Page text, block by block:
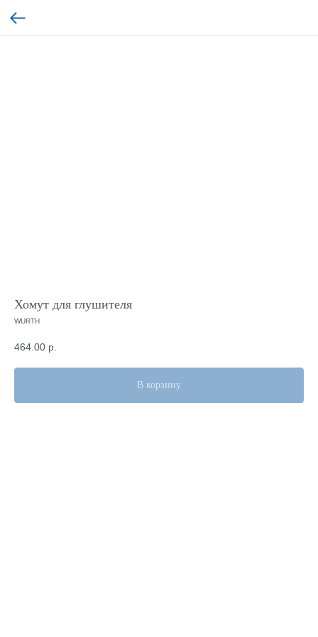
Хомут для глушителя
WURTH
464.00 р.
В корзину